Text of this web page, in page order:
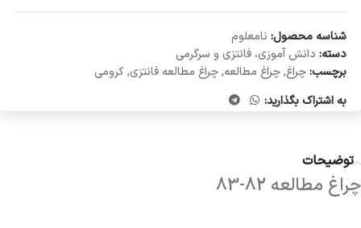
شناسه محصول: نامعلوم
دسته: دانش آموزی، فانتزی و سرگرمی
برچسب:چراغ,چراغ مطالعه,چراغ مطالعه فانتزی,کرومی
به اشتراک بگذارید:
توضیحات
چراغ مطالعه 82-83